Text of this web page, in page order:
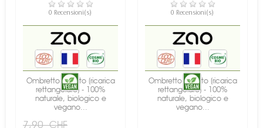
DISPONIBILE
0 Recensioni(s)
Ombretto perlato (ricarica
rettangolare) - 100%
naturale, biologico e
vegano...
7,90 CHF
DISPONIBILE
0 Recensioni(s)
Ombretto perlato (ricarica
rettangolare) - 100%
naturale, biologico e
vegano...